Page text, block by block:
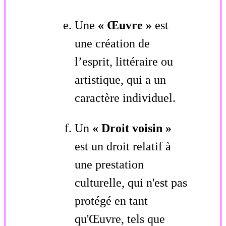
Une « Œuvre » est
une création de
l’esprit, littéraire ou
artistique, qui a un
caractère individuel.
Un « Droit voisin »
est un droit relatif à
une prestation
culturelle, qui n'est pas
protégé en tant
qu'Œuvre, tels que